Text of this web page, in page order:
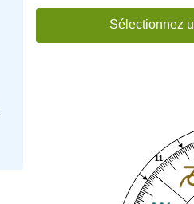
Sélectionnez
11